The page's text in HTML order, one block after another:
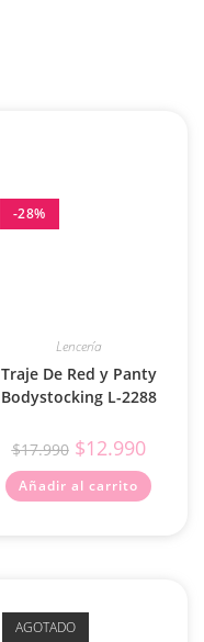
-28%
Lencería
Traje De Red y Panty
Bodystocking L-2288
$17.990 $12.990
Añadir al carrito
AGOTADO